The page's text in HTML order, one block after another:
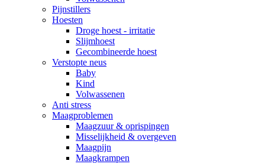
Pijnstillers
Hoesten
Droge hoest - irritatie
Slijmhoest
Gecombineerde hoest
Verstopte neus
Baby
Kind
Volwassenen
Anti stress
Maagproblemen
Maagzuur & oprispingen
Misselijkheid & overgeven
Maagpijn
Maagkrampen